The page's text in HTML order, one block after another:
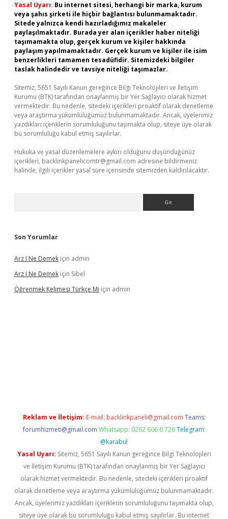
Yasal Uyarı: Bu internet sitesi, herhangi bir marka, kurum
veya şahıs şirketi ile hiçbir bağlantısı bulunmamaktadır.
Sitede yalnızca kendi hazırladığımız makaleler
paylaşılmaktadır. Burada yer alan içerikler haber niteliği
taşımamakta olup, gerçek kurum ve kişiler hakkında
paylaşım yapılmamaktadır. Gerçek kurum ve kişiler ile isim
benzerlikleri tamamen tesadüfidir. Sitemizdeki bilgiler
taslak halindedir ve tavsiye niteliği taşımazlar.
Sitemiz, 5651 Sayılı Kanun gereğince Bilgi Teknolojileri ve İletişim
Kurumu (BTK) tarafından onaylanmış bir Yer Sağlayıcı olarak hizmet
vermektedir. Bu nedenle, sitedeki içerikleri proaktif olarak denetleme
veya araştırma yükümlülüğümüz bulunmamaktadır. Ancak, üyelerimiz
yazdıkları içeriklerin sorumluluğunu taşımakta olup, siteye üye olarak
bu sorumluluğu kabul etmiş sayılırlar.
Hukuka ve yasal düzenlemelere aykırı olduğunu düşündüğünüz
içerikleri, backlinkpanelicomtr@gmail.com adresine bildirmeniz
halinde, ilgili içerikler yasal süre içerisinde sitemizden kaldırılacaktır.
Son Yorumlar
Arz I Ne Demek için admin
Arz I Ne Demek için Sibel
Öğrenmek Kelimesi Türkçe Mi için admin
Reklam ve İletişim: E-mail: backlinkpaneli@gmail.com Teams:
forumhizmeti@gmail.com Whatsapp: 0262 606 0 726 Telegram:
@karabul
Yasal Uyarı: Sitemiz, 5651 Sayılı Kanun gereğince Bilgi Teknolojileri
ve İletişim Kurumu (BTK) tarafından onaylanmış bir Yer Sağlayıcı
olarak hizmet vermektedir. Bu nedenle, sitedeki içerikleri proaktif
olarak denetleme veya araştırma yükümlülüğümüz bulunmamaktadır.
Ancak, üyelerimiz yazdıkları içeriklerin sorumluluğunu taşımakta olup,
siteye üye olarak bu sorumluluğu kabul etmiş sayılırlar. Bu internet